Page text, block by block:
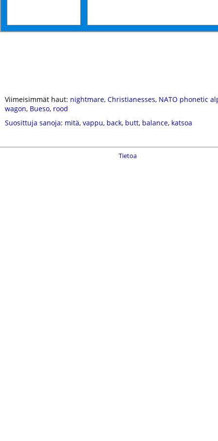
Viimeisimmät haut: nightmare, Christianesses, NATO phonetic
wagon, Bueso, rood
Suosittuja sanoja: mitä, vappu, back, butt, balance, katsoa
Tietoa